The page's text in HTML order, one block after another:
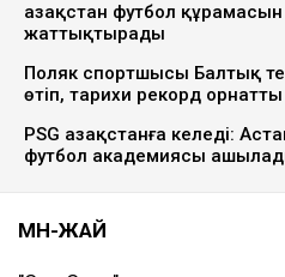
Қазақстан футбол
жаттықтырады
Поляк спортшысы Балтық
өтіп, тарихи рекорд орнатты
PSG Қазақстанға келеді:
футбол академиясы
МӘН-ЖАЙ